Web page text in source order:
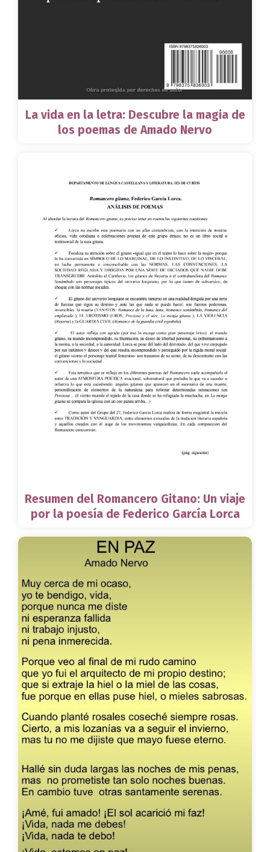
La vida en la letra: Descubre la magia de
los poemas de Amado Nervo
Resumen del Romancero Gitano: Un viaje
por la poesía de Federico García Lorca